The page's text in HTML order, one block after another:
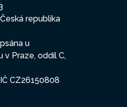
republika
u
v Praze, oddíl C,
CZ26150808